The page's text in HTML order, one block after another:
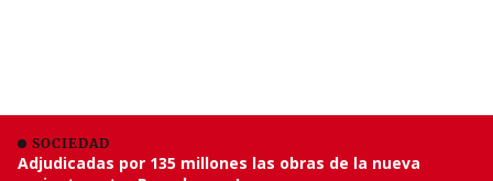
SOCIEDAD
Adjudicadas por 135 millones las obras de la nueva